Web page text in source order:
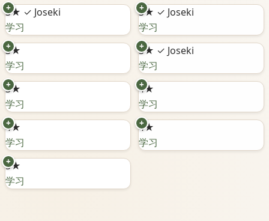
3★ ✓ Joseki
+
学习
3★ ✓ Joseki
+
学习
3★
+
学习
3★ ✓ Joseki
+
学习
3★
+
学习
4★
+
学习
4★
+
学习
4★
+
学习
5★
+
学习